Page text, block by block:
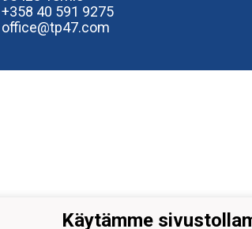
+358 40 591 9275
office@tp47.com
Käytämme